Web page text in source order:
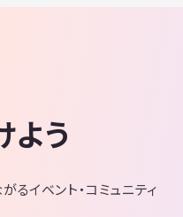
よう
るイベント・コミュニティ